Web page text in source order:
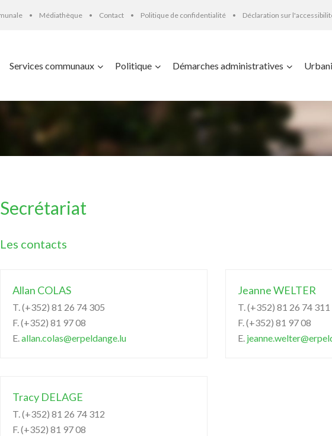
Médiathèque Contact Politique de confidentialité Déclaration sur
Services communaux Politique Démarches administratives
Secrétariat
Les contacts
Allan COLAS
T. (+352) 81 26 74 305
F. (+352) 81 97 08
E.allan.colas@erpeldange.lu
Jeanne WELTER
T. (+352) 81 26 74 311
F. (+352) 81 97 08
E.
Tracy DELAGE
T. (+352) 81 26 74 312
F. (+352) 81 97 08